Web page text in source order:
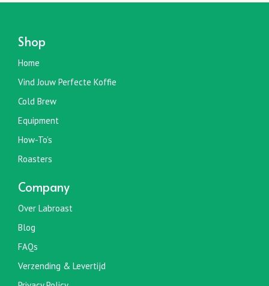
variaties.
Shop
Home
Vind Jouw Perfecte Koffie
Cold Brew
Equipment
How-To’s
Roasters
Company
Over Labroast
Blog
FAQs
Verzending & Levertijd